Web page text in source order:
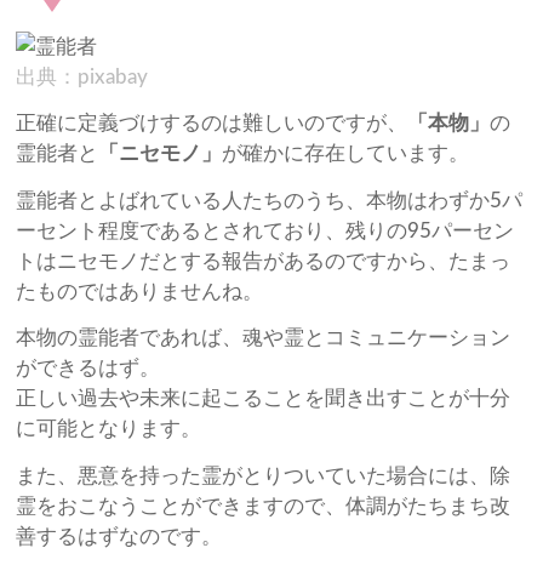
出典：pixabay
正確に定義づけするのは難しいのですが、 「本物」の
霊能者と
「ニセモノ」 が確かに存在しています。
霊能者とよばれている人たちのうち、本物はわずか5パ
ーセント程度であるとされており、残りの95パーセン
トはニセモノだとする報告があるのですから、たまっ
たものではありませんね。
本物の霊能者であれば、魂や霊とコミュニケーション
ができるはず。
正しい過去や未来に起こることを聞き出すことが十分
に可能となります。
また、悪意を持った霊がとりついていた場合には、除
霊をおこなうことができますので、体調がたちまち改
善するはずなのです。